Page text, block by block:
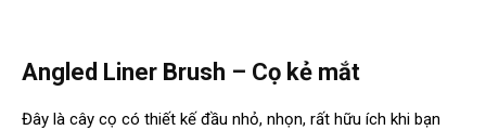
Angled Liner Brush – Cọ kẻ mắt
Đây là cây cọ có thiết kế đầu nhỏ, nhọn, rất hữu ích khi bạn